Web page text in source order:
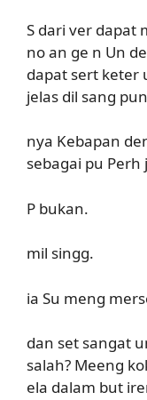
S dari ver dapat
no an ge n Un
dapat sert keter
jelas dil sang
nya Kebapan
sebagai pu Perh
P bukan.
mil singg.
ia Su meng
dan set sangat
salah? Meeng
ela dalam but